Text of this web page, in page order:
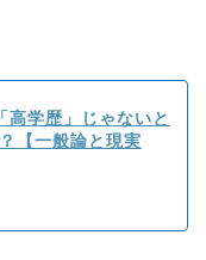
高学歴」じゃないと
【一般論と現実